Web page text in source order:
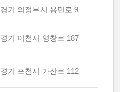
경기 의정부시 용민로 9
경기 이천시 영창로 187
경기 포천시 가산로 112